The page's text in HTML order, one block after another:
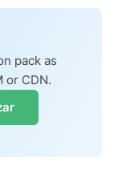
pack as
or CDN.